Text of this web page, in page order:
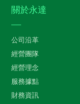
關於永達
公司沿革
經營團隊
經營理念
服務據點
財務資訊